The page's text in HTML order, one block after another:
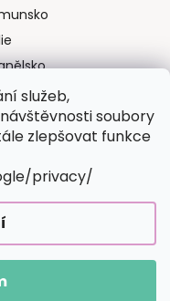
služeb,
soubory
zlepšovat funkce
privacy/
práva vyhrazena.